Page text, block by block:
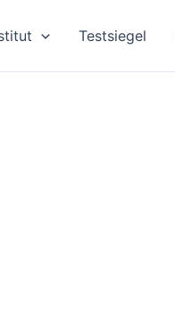
Testsiegel